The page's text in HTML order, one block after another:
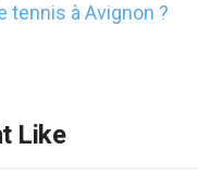
tennis à Avignon ?
Like